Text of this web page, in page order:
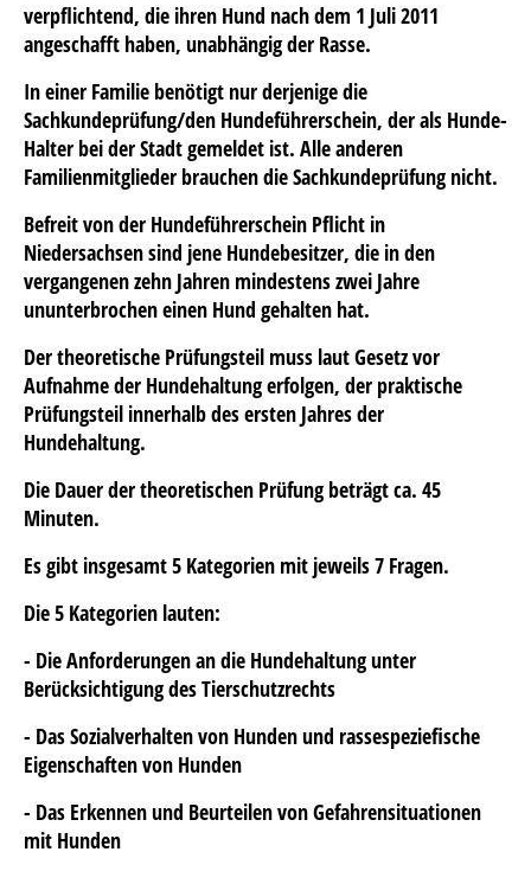
verpflichtend, die ihren Hund nach dem 1 Juli 2011
angeschafft haben, unabhängig der Rasse.
In einer Familie benötigt nur derjenige die
Sachkundeprüfung/den Hundeführerschein, der als Hunde-
Halter bei der Stadt gemeldet ist. Alle anderen
Familienmitglieder brauchen die Sachkundeprüfung nicht.
Befreit von der Hundeführerschein Pflicht in
Niedersachsen sind jene Hundebesitzer, die in den
vergangenen zehn Jahren mindestens zwei Jahre
ununterbrochen einen Hund gehalten hat.
Der theoretische Prüfungsteil muss laut Gesetz vor
Aufnahme der Hundehaltung erfolgen, der praktische
Prüfungsteil innerhalb des ersten Jahres der
Hundehaltung.
Die Dauer dertheoretischen Prüfung beträgt ca. 45
Minuten.
Es gibt insgesamt 5 Kategorien mit jeweils 7 Fragen.
Die 5 Kategorien lauten:
- Die Anforderungen an die Hundehaltung unter
Berücksichtigung des Tierschutzrechts
- Das Sozialverhalten von Hunden und rassespeziefische
Eigenschaften von Hunden
- Das Erkennen und Beurteilen von Gefahrensituationen
mit Hunden